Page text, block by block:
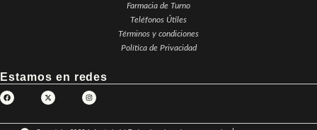
Farmacia de Turno
Teléfonos Útiles
Términos y condiciones
Política de Privacidad
Estamos en redes